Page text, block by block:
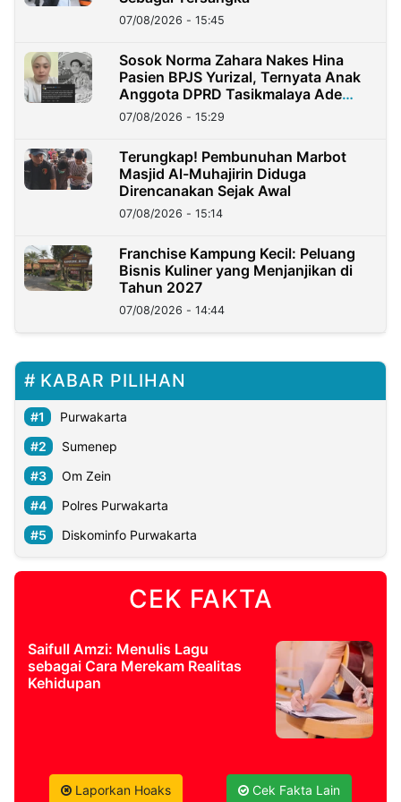
07/08/2026 - 15:45
Sosok Norma Zahara Nakes Hina
Pasien BPJS Yurizal, Ternyata Anak
Anggota DPRD Tasikmalaya Ade
Lukman
07/08/2026 - 15:29
Terungkap! Pembunuhan Marbot
Masjid Al-Muhajirin Diduga
Direncanakan Sejak Awal
07/08/2026 - 15:14
Franchise Kampung Kecil: Peluang
Bisnis Kuliner yang Menjanjikan di
Tahun 2027
07/08/2026 - 14:44
KABAR PILIHAN
Purwakarta
Sumenep
Om Zein
Polres Purwakarta
Diskominfo Purwakarta
CEK FAKTA
Saifull Amzi: Menulis Lagu
sebagai Cara Merekam Realitas
Kehidupan
Laporkan Hoaks Cek Fakta Lain